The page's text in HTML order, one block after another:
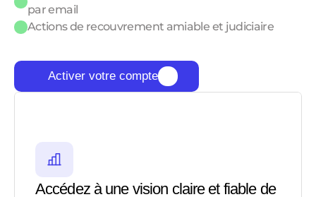
par email
Actions de recouvrement amiable et judiciaire
Activer votre compte
Accédez à une vision claire et fiable de